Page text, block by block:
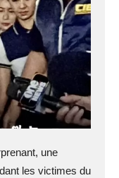
une
les victimes du